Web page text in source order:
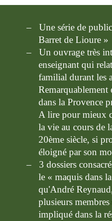
–   Une série de
Barret de Lioure »
–   Un ouvrage très
enseignant qui
familial durant les
dans la Provence
A lire pour mieux
la vie au cours de
20ème siècle, si
éloigné par son
–   3 dossiers
le « maquis dans
qu'André
plusieurs
impliqué dans la